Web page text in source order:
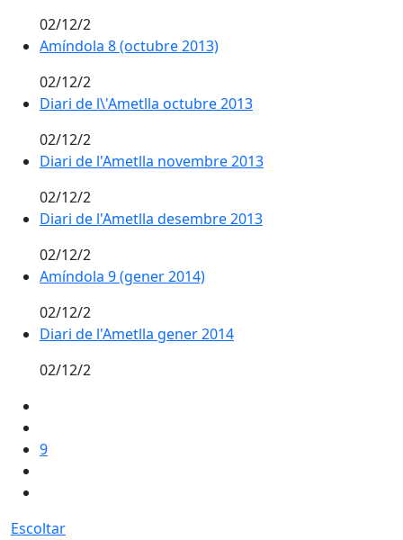
02/12/2
Amíndola 8 (octubre 2013)
02/12/2
Diari de l\'Ametlla octubre 2013
02/12/2
Diari de l'Ametlla novembre 2013
02/12/2
Diari de l'Ametlla desembre 2013
02/12/2
Amíndola 9 (gener 2014)
02/12/2
Diari de l'Ametlla gener 2014
02/12/2
9
Escoltar